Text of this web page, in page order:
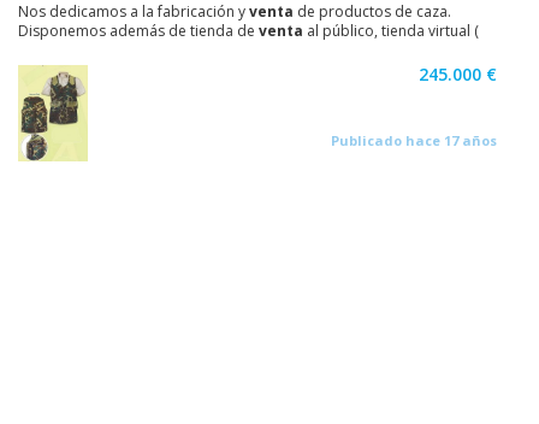
Nos dedicamos a la fabricación yventa de productos de caza.
Disponemos además de tienda de venta al público, tienda virtual (
245.000 €
Publicado hace 17 años